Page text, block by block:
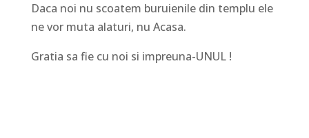
Daca noi nu scoatem buruienile din templu ele
ne vor muta alaturi, nu Acasa.
Gratia sa fie cu noi si impreuna-UNUL !